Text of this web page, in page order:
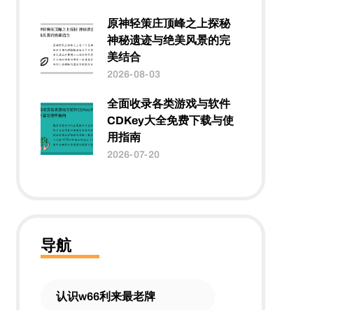
原神轻策庄顶峰之上探秘
神秘遗迹与绝美风景的完
美结合
2026-08-03
全面收录各类游戏与软件
CDKey大全免费下载与使
用指南
2026-07-20
导航
认识w66利来最老牌